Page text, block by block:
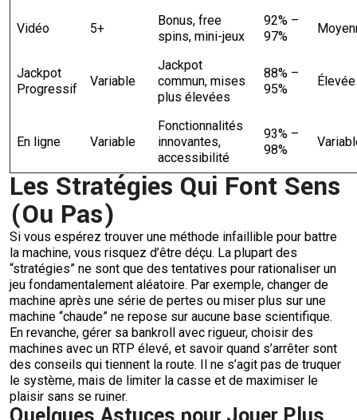
Vidéo 5+
Bonus, free
spins, mini-jeux
92% –
97%
Jackpot
Progressif
Variable
Jackpot
commun, mises
plus élevées
88% –
95%
Élevée
En ligne Variable
Fonctionnalités
innovantes,
accessibilité
93% –
98%
Les Stratégies Qui Font Sens
(Ou Pas)
Si vous espérez trouver une méthode infaillible pour battre
la machine, vous risquez d’être déçu. La plupart des
“stratégies” ne sont que des tentatives pour rationaliser un
jeu fondamentalement aléatoire. Par exemple, changer de
machine après une série de pertes ou miser plus sur une
machine “chaude” ne repose sur aucune base scientifique.
En revanche, gérer sa bankroll avec rigueur, choisir des
machines avec un RTP élevé, et savoir quand s’arrêter sont
des conseils qui tiennent la route. Il ne s’agit pas de truquer
le système, mais de limiter la casse et de maximiser le
plaisir sans se ruiner.